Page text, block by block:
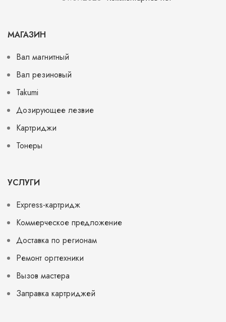
МАГАЗИН
Вал магнитный
Вал резиновый
Takumi
Дозирующее лезвие
Картриджи
Тонеры
УСЛУГИ
Express-картридж
Коммерческое предложение
Доставка по регионам
Ремонт оргтехники
Вызов мастера
Заправка картриджей